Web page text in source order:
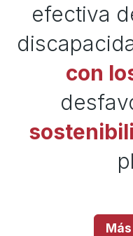
efectiva
con